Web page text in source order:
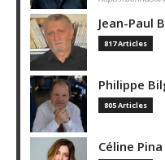
Jean-Paul
817 Articles
Philippe
805 Articles
Céline Pina